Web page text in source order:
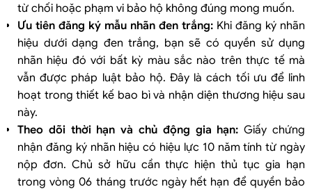
từ chối hoặc phạm vi bảo hộ không đúng mong muốn.
Ưu tiên đăng ký mẫu nhãn đen trắng: Khi đăng ký nhãn
hiệu dưới dạng đen trắng, bạn sẽ có quyền sử dụng
nhãn hiệu đó với bất kỳ màu sắc nào trên thực tế mà
vẫn được pháp luật bảo hộ. Đây là cách tối ưu để linh
hoạt trong thiết kế bao bì và nhận diện thương hiệu sau
này.
Theo dõi thời hạn và chủ động gia hạn: Giấy chứng
nhận đăng ký nhãn hiệu có hiệu lực 10 năm tính từ ngày
nộp đơn. Chủ sở hữu cần thực hiện thủ tục gia hạn
trong vòng 06 tháng trước ngày hết hạn để quyền bảo